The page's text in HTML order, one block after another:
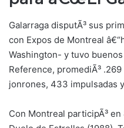
Galarraga disputÃ³ sus
con Expos de Montreal
Washington- y tuvo
Reference, promediÃ³
jonrones, 433 impulsadas
Con Montreal participÃ³